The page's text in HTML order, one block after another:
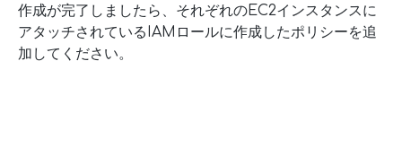
作成が完了しましたら、それぞれのEC2インスタンスに
アタッチされているIAMロールに作成したポリシーを追
加してください。